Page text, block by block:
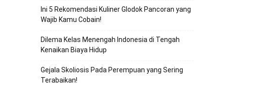
Ini 5 Rekomendasi Kuliner Glodok Pancoran yang
Wajib Kamu Cobain!
Dilema Kelas Menengah Indonesia di Tengah
Kenaikan Biaya Hidup
Gejala Skoliosis Pada Perempuan yang Sering
Terabaikan!